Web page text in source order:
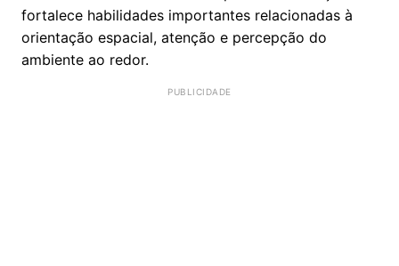
fortalece habilidades importantes relacionadas à
orientação espacial, atenção e percepção do
ambiente ao redor.